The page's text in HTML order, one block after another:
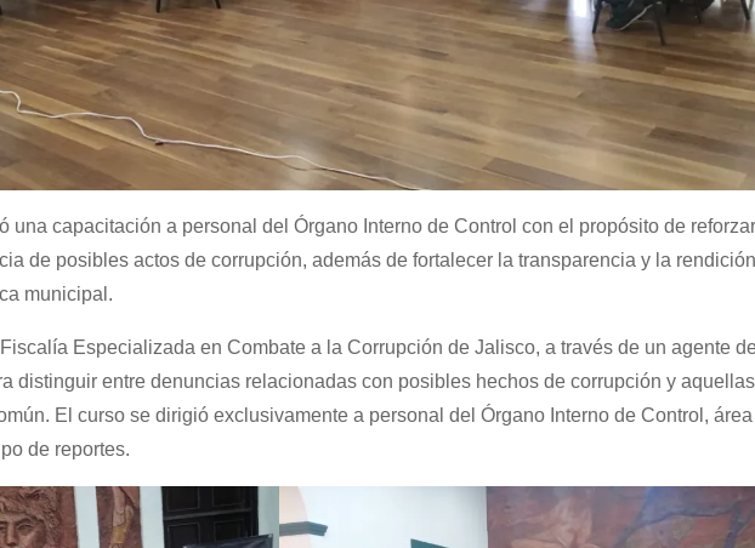
una capacitación a personal del Órgano Interno de Control con el propósito de
de posibles actos de corrupción, además de fortalecer la transparencia y la
municipal.
Especializada en Combate a la Corrupción de Jalisco, a través de un agente
distinguir entre denuncias relacionadas con posibles hechos de corrupción y
El curso se dirigió exclusivamente a personal del Órgano Interno de Control,
de reportes.